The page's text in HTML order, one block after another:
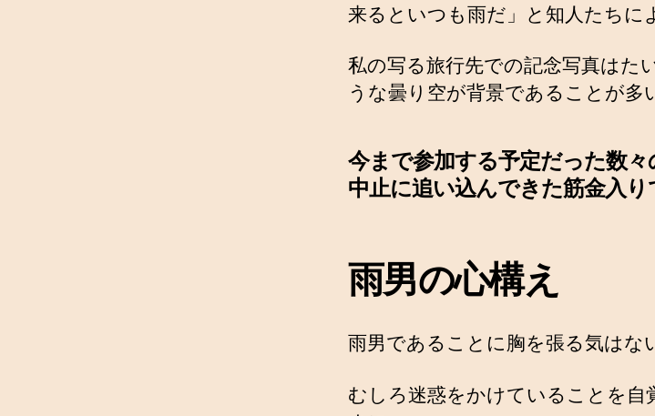
来るといつも雨だ」と知人たちに
私の写る旅行先での記念写真はた
うな曇り空が背景であることが多
今まで参加する予定だった数
中止に追い込んできた筋金入り
雨男の心構え
雨男であることに胸を張る気はな
むしろ迷惑をかけていることを自